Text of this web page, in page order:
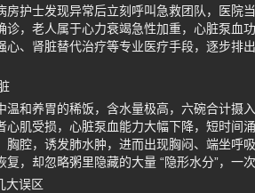
护士发现异常后立刻呼叫急救团队，医院
诊，老人属于心力衰竭急性加重，心脏泵血
、肾脏替代治疗等专业医疗手段，逐步排
温和养胃的稀饭，含水量极高，六碗合计摄
肌受损，心脏泵血能力大幅下降，短时间
胸腔，诱发肺水肿，进而出现胸闷、端坐呼
，却忽略粥里隐藏的大量 “隐形水分”，一
大误区